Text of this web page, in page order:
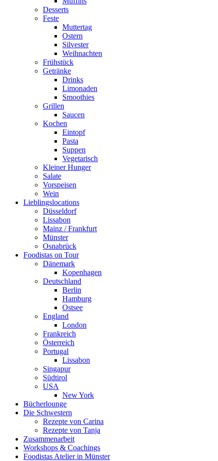
Desserts
Feste
Muttertag
Ostern
Silvester
Weihnachten
Frühstück
Getränke
Drinks
Limonaden
Smoothies
Grillen
Saucen
Kochen
Eintopf
Pasta
Suppen
Vegetarisch
Kleiner Hunger
Salate
Vorspeisen
Wein
Lieblingslocations
Düsseldorf
Lissabon
Mainz / Frankfurt
Münster
Osnabrück
Foodistas on Tour
Dänemark
Kopenhagen
Deutschland
Berlin
Hamburg
Ostsee
England
London
Frankreich
Österreich
Portugal
Lissabon
Singapur
Südtirol
USA
New York
Bücherlounge
Die Schwestern
Rezepte von Carina
Rezepte von Tanja
Zusammenarbeit
Workshops & Coachings
Foodistas Atelier in Münster